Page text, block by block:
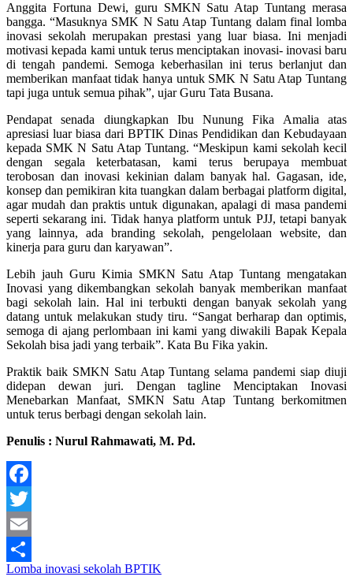
Anggita Fortuna Dewi, guru SMKN Satu Atap Tuntang merasa
bangga. “Masuknya SMK N Satu Atap Tuntang dalam final lomba
inovasi sekolah merupakan prestasi yang luar biasa. Ini menjadi
motivasi kepada kami untuk terus menciptakan inovasi- inovasi baru
di tengah pandemi. Semoga keberhasilan ini terus berlanjut dan
memberikan manfaat tidak hanya untuk SMK N Satu Atap Tuntang
tapi juga untuk semua pihak”, ujar Guru Tata Busana.
Pendapat senada diungkapkan Ibu Nunung Fika Amalia atas
apresiasi luar biasa dari BPTIK Dinas Pendidikan dan Kebudayaan
kepada SMK N Satu Atap Tuntang. “Meskipun kami sekolah kecil
dengan segala keterbatasan, kami terus berupaya membuat
terobosan dan inovasi kekinian dalam banyak hal. Gagasan, ide,
konsep dan pemikiran kita tuangkan dalam berbagai platform digital,
agar mudah dan praktis untuk digunakan, apalagi di masa pandemi
seperti sekarang ini. Tidak hanya platform untuk PJJ, tetapi banyak
yang lainnya, ada branding sekolah, pengelolaan website, dan
kinerja para guru dan karyawan”.
Lebih jauh Guru Kimia SMKN Satu Atap Tuntang mengatakan
Inovasi yang dikembangkan sekolah banyak memberikan manfaat
bagi sekolah lain. Hal ini terbukti dengan banyak sekolah yang
datang untuk melakukan study tiru. “Sangat berharap dan optimis,
semoga di ajang perlombaan ini kami yang diwakili Bapak Kepala
Sekolah bisa jadi yang terbaik”. Kata Bu Fika yakin.
Praktik baik SMKN Satu Atap Tuntang selama pandemi siap diuji
didepan dewan juri. Dengan tagline Menciptakan Inovasi
Menebarkan Manfaat, SMKN Satu Atap Tuntang berkomitmen
untuk terus berbagi dengan sekolah lain.
Penulis : Nurul Rahmawati, M. Pd.
Facebook
Twitter
Email
Share
Lomba inovasi sekolah BPTIK